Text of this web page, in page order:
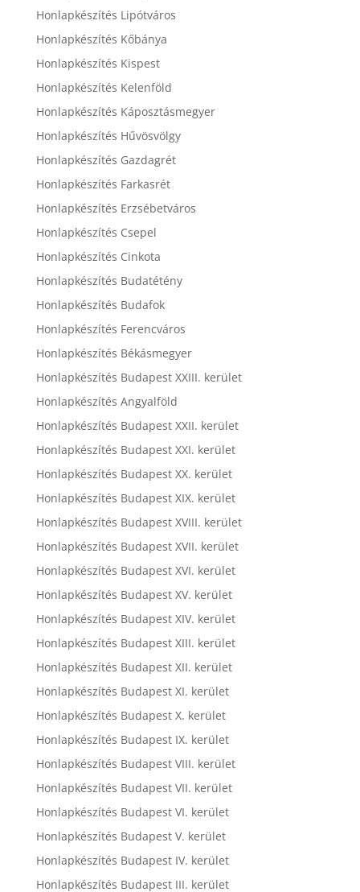
Honlapkészítés Lipótváros
Honlapkészítés Kőbánya
Honlapkészítés Kispest
Honlapkészítés Kelenföld
Honlapkészítés Káposztásmegyer
Honlapkészítés Hűvösvölgy
Honlapkészítés Gazdagrét
Honlapkészítés Farkasrét
Honlapkészítés Erzsébetváros
Honlapkészítés Csepel
Honlapkészítés Cinkota
Honlapkészítés Budatétény
Honlapkészítés Budafok
Honlapkészítés Ferencváros
Honlapkészítés Békásmegyer
Honlapkészítés Budapest XXIII. kerület
Honlapkészítés Angyalföld
Honlapkészítés Budapest XXII. kerület
Honlapkészítés Budapest XXI. kerület
Honlapkészítés Budapest XX. kerület
Honlapkészítés Budapest XIX. kerület
Honlapkészítés Budapest XVIII. kerület
Honlapkészítés Budapest XVII. kerület
Honlapkészítés Budapest XVI. kerület
Honlapkészítés Budapest XV. kerület
Honlapkészítés Budapest XIV. kerület
Honlapkészítés Budapest XIII. kerület
Honlapkészítés Budapest XII. kerület
Honlapkészítés Budapest XI. kerület
Honlapkészítés Budapest X. kerület
Honlapkészítés Budapest IX. kerület
Honlapkészítés Budapest VIII. kerület
Honlapkészítés Budapest VII. kerület
Honlapkészítés Budapest VI. kerület
Honlapkészítés Budapest V. kerület
Honlapkészítés Budapest IV. kerület
Honlapkészítés Budapest III. kerület